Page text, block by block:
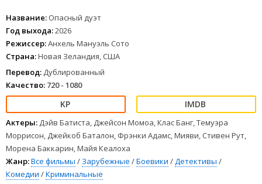
Название: Опасный дуэт
Год выхода:2026
Режиссер:Анхель Мануэль Сото
Страна:Новая Зеландия, США
Перевод: Дублированный
Качество: 720 - 1080
Актеры: Дэйв Батиста, Джейсон Момоа, Клас Банг, Темуэра
Моррисон, Джейкоб Баталон, Фрэнки Адамс, Мияви, Стивен Рут,
Морена Баккарин, Майя Кеалоха
Жанр:Все фильмы / Зарубежные /Боевики /Детективы /
Комедии /Криминальные